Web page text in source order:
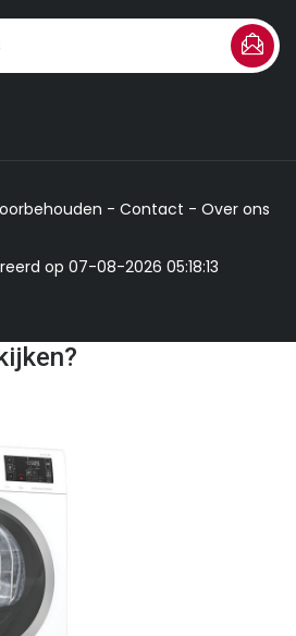
- Contact - Over ons
op 07-08-2026 05:18:13